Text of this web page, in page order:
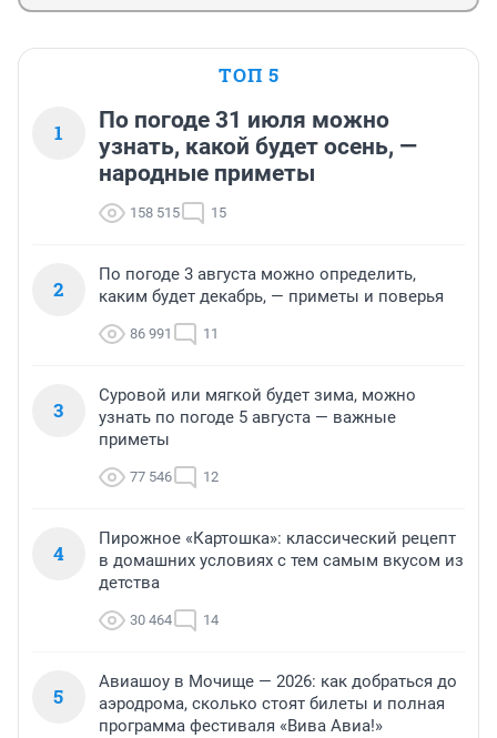
ТОП 5
1
По погоде 31 июля можно
узнать, какой будет осень, —
народные приметы
158 515 15
2
По погоде 3 августа можно определить,
каким будет декабрь, — приметы и поверья
86 991 11
3
Суровой или мягкой будет зима, можно
узнать по погоде 5 августа — важные
приметы
77 546 12
4
Пирожное «Картошка»: классический рецепт
в домашних условиях с тем самым вкусом из
детства
30 464 14
5
Авиашоу в Мочище — 2026: как добраться до
аэродрома, сколько стоят билеты и полная
программа фестиваля «Вива Авиа!»